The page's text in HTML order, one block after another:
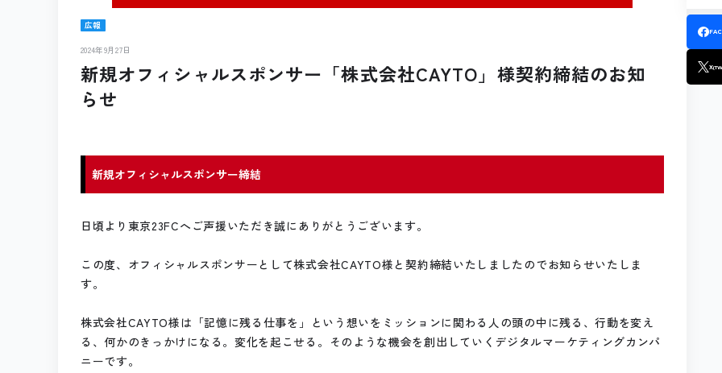
広報
2024年9月27日
新規オフィシャルスポンサー「株式会社CAYTO」様契約締結のお知
らせ
新規オフィシャルスポンサー締結
日頃より東京23FCへご声援いただき誠にありがとうございます。
この度、オフィシャルスポンサーとして株式会社CAYTO様と契約締結いたしましたのでお知らせいたしま
す。
株式会社CAYTO様は「記憶に残る仕事を」という想いをミッションに関わる人の頭の中に残る、行動を変え
る、何かのきっかけになる。変化を起こせる。そのような機会を創出していくデジタルマーケティングカンパ
ニーです。
X